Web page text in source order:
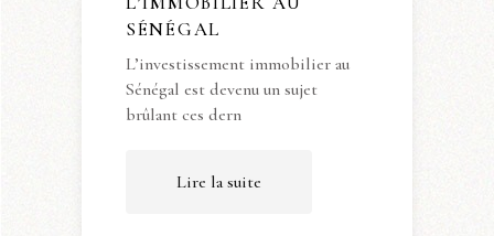
SÉNÉGAL
L’investissement immobilier au
Sénégal est devenu un sujet
brûlant ces dern
Lire la suite